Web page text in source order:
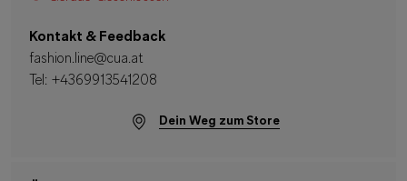
Kontakt & Feedback
fashion.line@cua.at
Tel: +4369913541208
Dein Weg zum Store